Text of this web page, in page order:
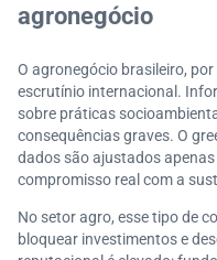
agronegócio
O agronegócio brasileiro,
escrutínio internacional.
sobre práticas
consequências graves. O
dados são ajustados
compromisso real com a
No setor agro, esse tipo de
bloquear investimentos e